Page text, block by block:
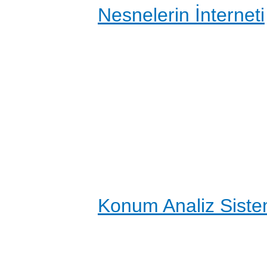
Nesnelerin İnterneti
Konum Analiz